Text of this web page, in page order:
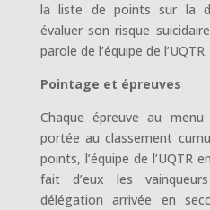
la liste de points sur la
évaluer son risque
parole de l’équipe de l’UQTR.
Pointage et épreuves
Chaque épreuve au
portée au classement
points, l’équipe de l’UQTR
fait d’eux les
délégation arrivée en